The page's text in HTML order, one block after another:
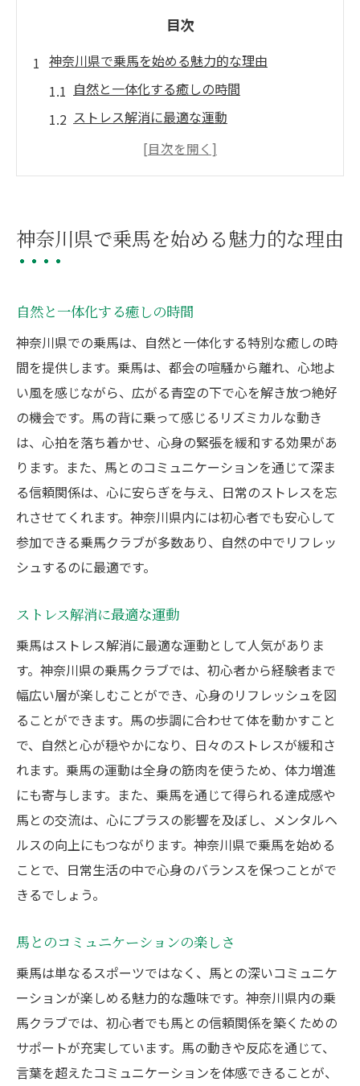
目次
神奈川県で乗馬を始める魅力的な理由
自然と一体化する癒しの時間
ストレス解消に最適な運動
馬とのコミュニケーションの楽しさ
四季を通じて楽しむ県内の美しい景観
他のスポーツとは異なる体験
初心者が安心して始める神奈川の乗馬体験
必要な装備と服装のポイント
初回体験での流れと注意点
インストラクターからの丁寧な指導
初心者向けレッスンの内容
心配を取り除くためのQ&A
乗馬クラブ選びで知っておくべきポイント
立地とアクセスの重要性
クラブの設備と環境の充実度
インストラクターの経験と評判
コースやレッスン料金の比較
レビューや口コミの参考に
神奈川県内のおすすめ乗馬クラブ紹介
自然豊かなロケーションが魅力のクラブ
初心者に優しいサポート体制のクラブ
歴史と伝統を誇る老舗クラブ
イベントや大会が豊富なクラブ
地元特産品を楽しめる併設レストラン
乗馬を通じて心身をリフレッシュする方法
乗馬の呼吸法でリラックス
馬と一緒に行うストレッチの効果
心を落ち着かせる自然との触れ合い
メンタルヘルスへの貢献
定期的な乗馬で得られる健康効果
身体の筋力と柔軟性の向上
体験乗馬で感じる神奈川の自然の魅力
春の桜並木を駆け抜ける喜び
神奈川県で乗馬を始める魅力的な理由
自然と一体化する癒しの時間
神奈川県での乗馬は、自然と一体化する特別な癒しの時
間を提供します。乗馬は、都会の喧騒から離れ、心地よ
い風を感じながら、広がる青空の下で心を解き放つ絶好
の機会です。馬の背に乗って感じるリズミカルな動き
は、心拍を落ち着かせ、心身の緊張を緩和する効果があ
ります。また、馬とのコミュニケーションを通じて深ま
る信頼関係は、心に安らぎを与え、日常のストレスを忘
れさせてくれます。神奈川県内には初心者でも安心して
参加できる乗馬クラブが多数あり、自然の中でリフレッ
シュするのに最適です。
ストレス解消に最適な運動
乗馬はストレス解消に最適な運動として人気がありま
す。神奈川県の乗馬クラブでは、初心者から経験者まで
幅広い層が楽しむことができ、心身のリフレッシュを図
ることができます。馬の歩調に合わせて体を動かすこと
で、自然と心が穏やかになり、日々のストレスが緩和さ
れます。乗馬の運動は全身の筋肉を使うため、体力増進
にも寄与します。また、乗馬を通じて得られる達成感や
馬との交流は、心にプラスの影響を及ぼし、メンタルヘ
ルスの向上にもつながります。神奈川県で乗馬を始める
ことで、日常生活の中で心身のバランスを保つことがで
きるでしょう。
馬とのコミュニケーションの楽しさ
乗馬は単なるスポーツではなく、馬との深いコミュニケ
ーションが楽しめる魅力的な趣味です。神奈川県内の乗
馬クラブでは、初心者でも馬との信頼関係を築くための
サポートが充実しています。馬の動きや反応を通じて、
言葉を超えたコミュニケーションを体感できることが、